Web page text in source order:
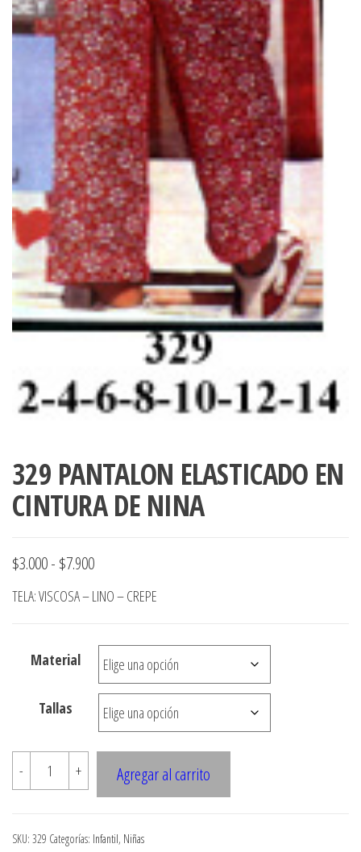
329 PANTALON ELASTICADO EN
CINTURA DE NINA
$3.000- $7.900Rango
de
desde
$3.000
hasta
$7.900
TELA: VISCOSA – LINO – CREPE
Material
Tallas
-
PANTALON
EN
+ Agregar al carrito
SKU: 329 Categorías: Infantil, Niñas